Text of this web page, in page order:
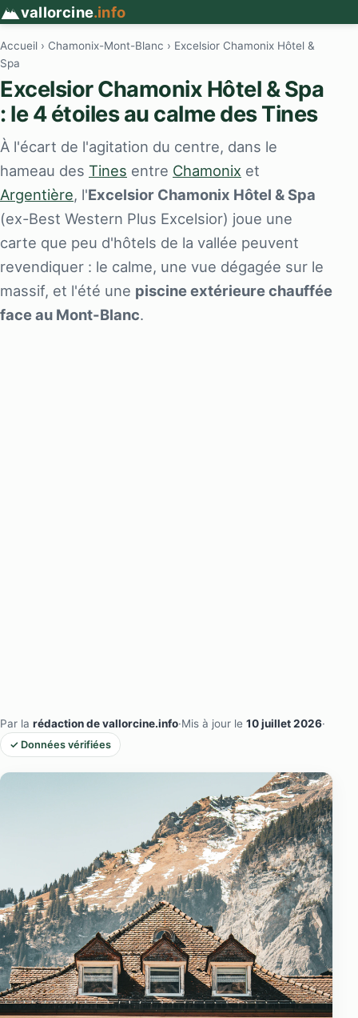
vallorcine.info
Accueil › Chamonix-Mont-Blanc › Excelsior Chamonix Hôtel &
Spa
Excelsior Chamonix Hôtel & Spa
: le 4 étoiles au calme des Tines
À l'écart de l'agitation du centre, dans le
hameau des Tines entre Chamonix et
Argentière, l'Excelsior Chamonix Hôtel & Spa
(ex-Best Western Plus Excelsior) joue une
carte que peu d'hôtels de la vallée peuvent
revendiquer : le calme, une vue dégagée sur le
massif, et l'été une piscine extérieure chauffée
face au Mont-Blanc.
Par la rédaction de vallorcine.info·Mis à jour le 10 juillet 2026·
✓ Données vérifiées